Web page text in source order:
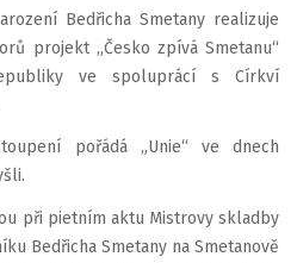
Bedřicha Smetany realizuje
projekt „Česko zpívá Smetanu“
ve spoluprácí s Církví
pořádá „Unie“ ve dnech
při pietním aktu Mistrovy skladby
Bedřicha Smetany na Smetanově